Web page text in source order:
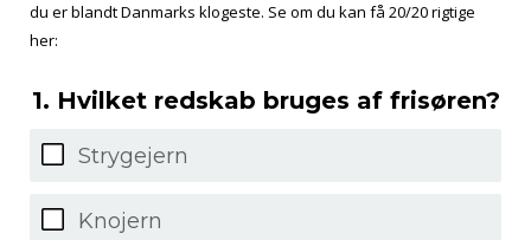
du er blandt Danmarks klogeste. Se om du kan få 20/20 rigtige
her:
1. Hvilket redskab bruges af frisøren?
Strygejern
Knojern